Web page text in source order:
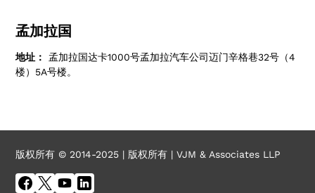
孟加拉国
地址：
孟加拉国达卡1000号孟加拉汽车公司迈门辛格巷32号（4
楼）5A号楼。
版权所有 © 2014-2025 | 版权所有 | VJM & Associates LLP